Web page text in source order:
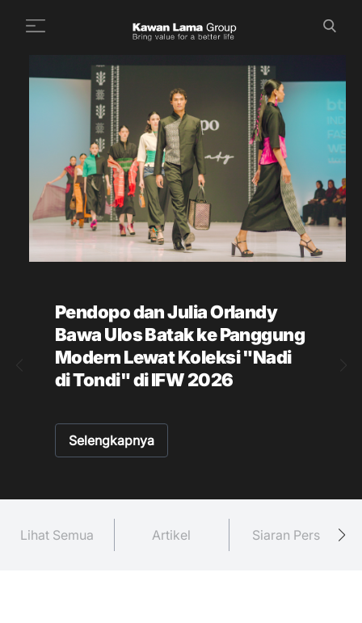
Tentang Kami +
+
Keberlanjutan
Ruang Berita
Investor
Hubungi Kami
Pendopo dan Julia Orlandy
Bawa Ulos Batak ke Panggung
Modern Lewat Koleksi "Nadi
di Tondi" di IFW 2026
Selengkapnya
Lihat Semua Artikel Siaran Pers